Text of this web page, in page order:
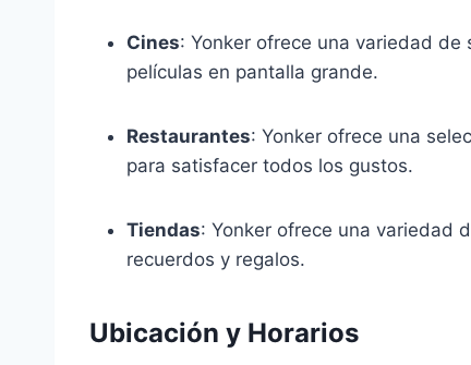
Cines: Yonker ofrece una variedad
películas en pantalla grande.
Restaurantes: Yonker ofrece una
para satisfacer todos los gustos.
Tiendas: Yonker ofrece una variedad
recuerdos y regalos.
Ubicación y Horarios